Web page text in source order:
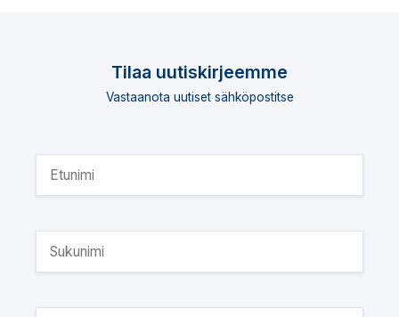
Tilaa uutiskirjeemme
Vastaanota uutiset sähköpostitse